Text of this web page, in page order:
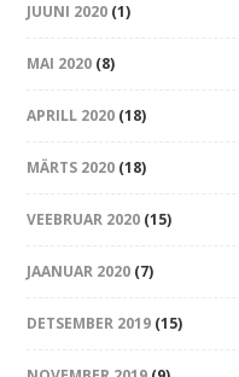
JUUNI 2020 (1)
MAI 2020 (8)
APRILL 2020 (18)
MÄRTS 2020 (18)
VEEBRUAR 2020 (15)
JAANUAR 2020 (7)
DETSEMBER 2019 (15)